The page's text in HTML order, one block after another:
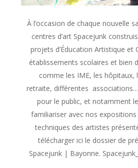
À l’occasion de chaque nouvelle
centres d’art Spacejunk
projets d’Éducation Artistique et
établissements scolaires et bien
comme les IME, les hôpitaux,
retraite, différentes associations…
pour le public, et notamment
familiariser avec nos
techniques des artistes
télécharger ici le dossier de
Spacejunk | Bayonne.